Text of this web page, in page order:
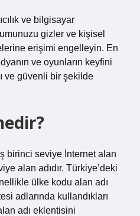
ve bilgisayar
gizler ve kişisel
erişimi engelleyin. En
ve oyunların keyfini
ve güvenli bir şekilde
birinci seviye İnternet alan
alan adıdır. Türkiye’deki
ülke kodu alan adı
adlarında kullandıkları
adı eklentisini